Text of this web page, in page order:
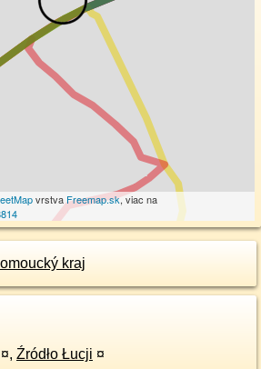
vrstvaFreemap.sk, viac na
kraj
¤, Źródło Łucji ¤